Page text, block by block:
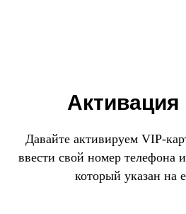
Активация
Давайте активируем VIP-
ввести свой номер телефона
который указан на